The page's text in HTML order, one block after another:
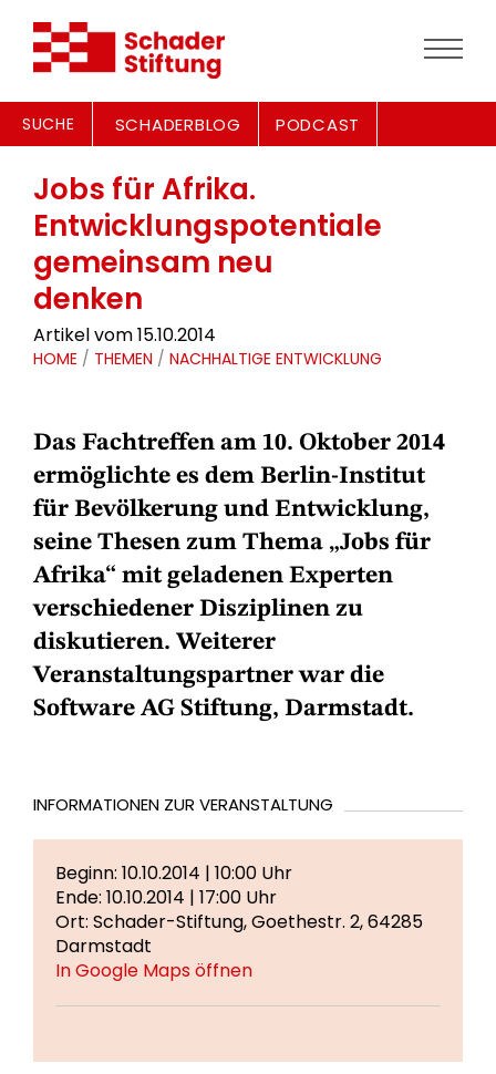
SUCHE SCHADERBLOG PODCAST
Jobs für Afrika.
Entwicklungspotentiale
gemeinsam neu
denken
Artikel vom 15.10.2014
HOME / THEMEN / NACHHALTIGE ENTWICKLUNG
Das Fachtreffen am 10. Oktober 2014
ermöglichte es dem Berlin-Institut
für Bevölkerung und Entwicklung,
seine Thesen zum Thema „Jobs für
Afrika“ mit geladenen Experten
verschiedener Disziplinen zu
diskutieren. Weiterer
Veranstaltungspartner war die
Software AG Stiftung, Darmstadt.
INFORMATIONEN ZUR VERANSTALTUNG
Beginn: 10.10.2014 | 10:00 Uhr
Ende: 10.10.2014 | 17:00 Uhr
Ort: Schader-Stiftung, Goethestr. 2, 64285
Darmstadt
In Google Maps öffnen